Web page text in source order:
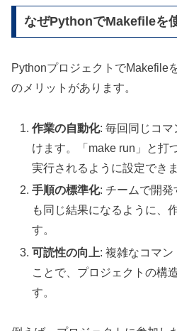
なぜPythonでMakefileを
PythonプロジェクトでMakefile
のメリットがあります。
作業の自動化: 毎回同じコ
けます。「make run」と打
実行されるように設定できま
手順の標準化: チームで開発
も同じ結果になるように、
す。
可読性の向上: 複雑なコマ
ことで、プロジェクトの構
す。